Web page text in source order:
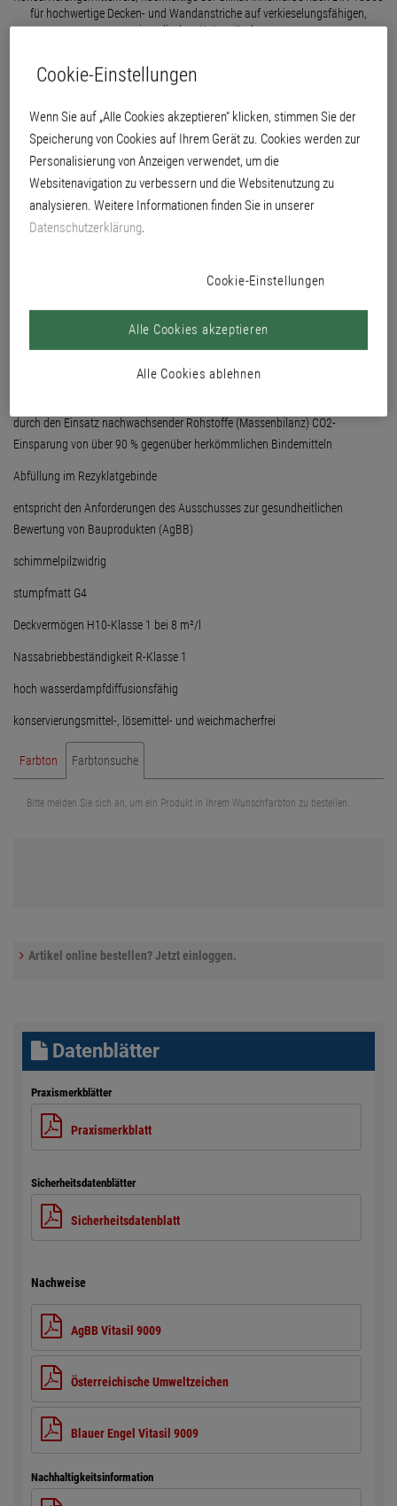
für hochwertige Decken- und Wandanstriche auf verkieselungsfähigen,
mineralischen Untergründen.
durch den Einsatz nachwachsender Rohstoffe (Massenbilanz) CO2-
Einsparung von über 90 % gegenüber herkömmlichen Bindemitteln
Abfüllung im Rezyklatgebinde
entspricht den Anforderungen des Ausschusses zur gesundheitlichen
Bewertung von Bauprodukten (AgBB)
schimmelpilzwidrig
stumpfmatt G4
Deckvermögen H10-Klasse 1 bei 8 m²/l
Nassabriebbeständigkeit R-Klasse 1
hoch wasserdampfdiffusionsfähig
konservierungsmittel-, lösemittel- und weichmacherfrei
Farbton Farbtonsuche
Bitte melden Sie sich an, um ein Produkt in Ihrem Wunschfarbton zu bestellen.
Artikel online bestellen? Jetzt einloggen.
Datenblätter
Praxismerkblätter
Praxismerkblatt
Sicherheitsdatenblätter
Sicherheitsdatenblatt
Nachweise
AgBB Vitasil 9009
Österreichische Umweltzeichen
Blauer Engel Vitasil 9009
Nachhaltigkeitsinformation
Cookie-Einstellungen
Wenn Sie auf „Alle Cookies akzeptieren“ klicken, stimmen Sie der
Speicherung von Cookies auf Ihrem Gerät zu. Cookies werden zur
Personalisierung von Anzeigen verwendet, um die
Websitenavigation zu verbessern und die Websitenutzung zu
analysieren. Weitere Informationen finden Sie in unserer
Datenschutzerklärung.
Cookie-Einstellungen
Alle Cookies ablehnen
Alle Cookies akzeptieren